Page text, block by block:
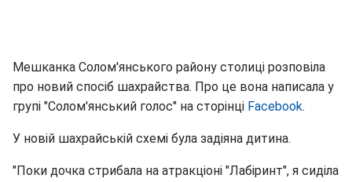
Мешканка Солом'янського району столиці розповіла
про новий спосіб шахрайства. Про це вона написала у
групі "Солом'янський голос" на сторінці Facebook.
У новій шахрайській схемі була задіяна дитина.
"Поки дочка стрибала на атракціоні "Лабіринт", я сиділа